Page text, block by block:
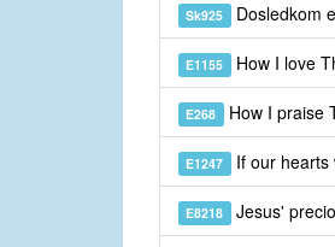
Sk925 Dosledkom
E1155 How I love
E268 How I praise
E1247 If our hearts
E8218 Jesus'